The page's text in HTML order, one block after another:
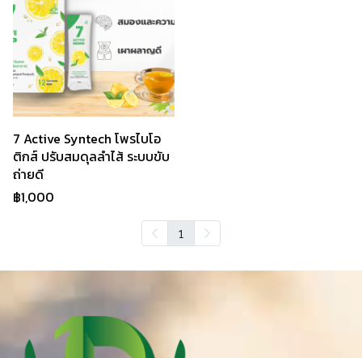
7 Active Syntech โพรไบโอ
ติกส์ ปรับสมดุลลำไส้ ระบบขับ
ถ่ายดี
฿1,000
1